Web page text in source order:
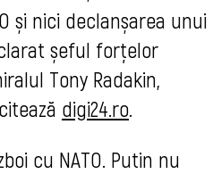
și nici declanșarea unui
șeful forțelor
Tony Radakin,
digi24.ro.
cu NATO. Putin nu